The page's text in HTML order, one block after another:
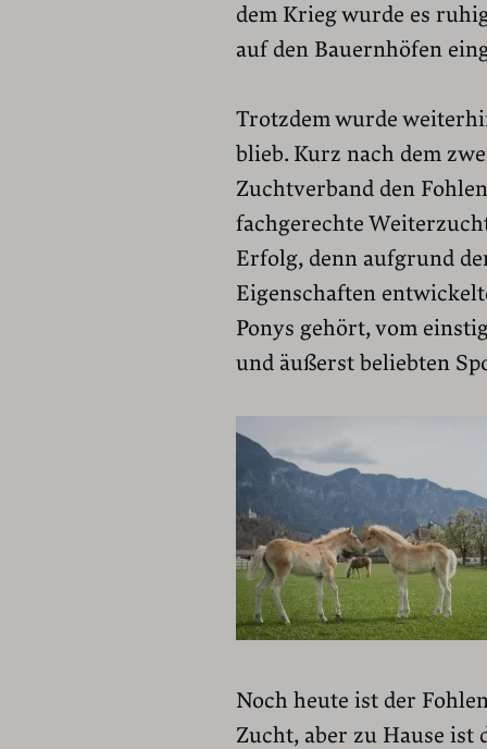
dem Krieg wurde es
auf den Bauernhöfen
Trotzdem wurde
blieb. Kurz nach dem
Zuchtverband den
fachgerechte
Erfolg, denn aufgrund
Eigenschaften
Ponys gehört, vom
und äußerst beliebten
Noch heute ist der
Zucht, aber zu Hause